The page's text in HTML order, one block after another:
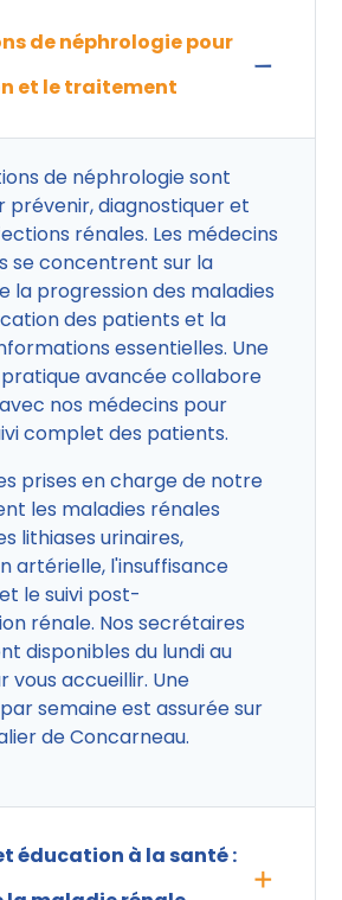
de néphrologie pour
et le traitement
de néphrologie sont
prévenir, diagnostiquer et
rénales. Les médecins
se concentrent sur la
la progression des maladies
des patients et la
essentielles. Une
avancée collabore
nos médecins pour
complet des patients.
prises en charge de notre
les maladies rénales
lithiases urinaires,
artérielle, l'insuffisance
le suivi post-
rénale. Nos secrétaires
disponibles du lundi au
vous accueillir. Une
semaine est assurée sur
de Concarneau.
éducation à la santé :